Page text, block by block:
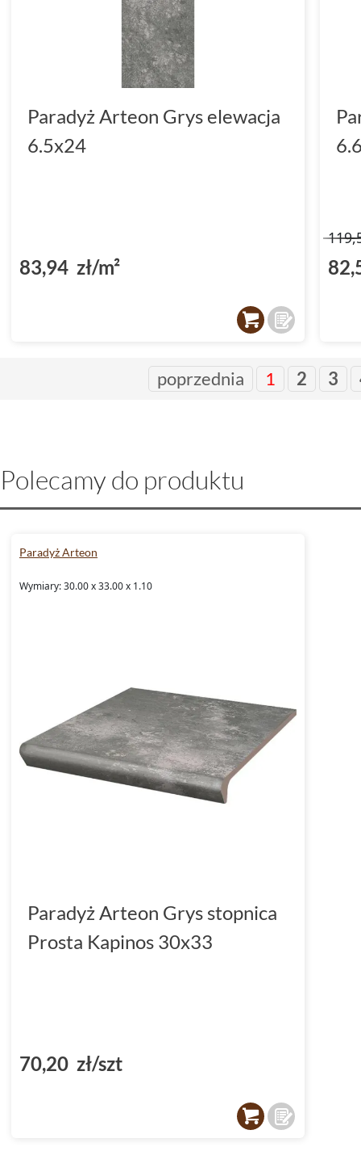
Paradyż Arteon Grys elewacja
6.5x24
83,94 zł/m²
poprzednia 1 2 3
Polecamy do produktu
Paradyż Arteon
Wymiary: 30.00 x 33.00 x 1.10
Paradyż Arteon Grys stopnica
Prosta Kapinos 30x33
70,20 zł/szt